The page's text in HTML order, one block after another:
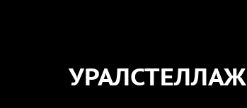
УРАЛСТЕЛЛАЖ